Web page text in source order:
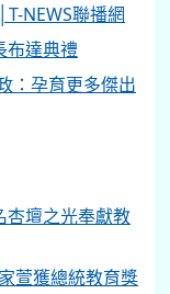
NEWS聯播網
布達典禮
：孕育更多傑出
杏壇之光奉獻教
萱獲總統教育獎